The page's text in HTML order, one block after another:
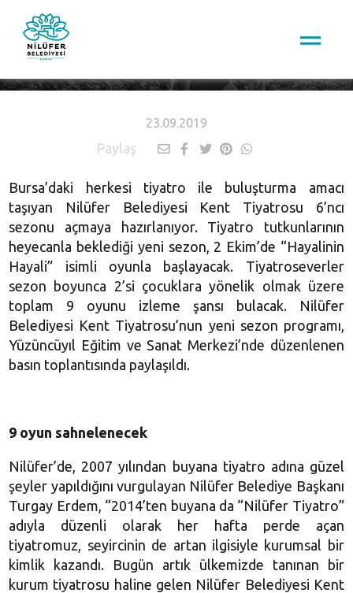
23.09.2019
Paylaş
Bursa’daki herkesi tiyatro ile buluşturma amacı
taşıyan Nilüfer Belediyesi Kent Tiyatrosu 6’ncı
sezonu açmaya hazırlanıyor. Tiyatro tutkunlarının
heyecanla beklediği yeni sezon, 2 Ekim’de “Hayalinin
Hayali” isimli oyunla başlayacak. Tiyatroseverler
sezon boyunca 2’si çocuklara yönelik olmak üzere
toplam 9 oyunu izleme şansı bulacak. Nilüfer
Belediyesi Kent Tiyatrosu’nun yeni sezon programı,
Yüzüncüyıl Eğitim ve Sanat Merkezi’nde düzenlenen
basın toplantısında paylaşıldı.
9 oyun sahnelenecek
Nilüfer’de, 2007 yılından buyana tiyatro adına güzel
şeyler yapıldığını vurgulayan Nilüfer Belediye Başkanı
Turgay Erdem, “2014’ten buyana da “Nilüfer Tiyatro”
adıyla düzenli olarak her hafta perde açan
tiyatromuz, seyircinin de artan ilgisiyle kurumsal bir
kimlik kazandı. Bugün artık ülkemizde tanınan bir
kurum tiyatrosu haline gelen Nilüfer Belediyesi Kent